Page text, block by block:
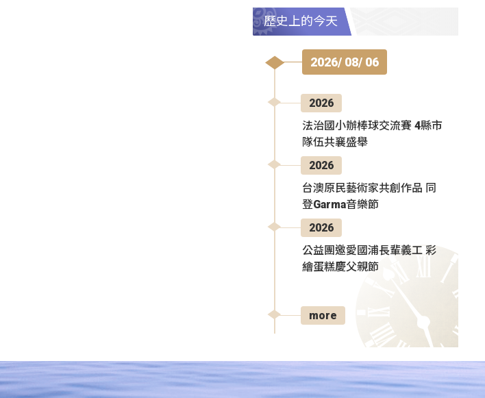
歷史上的今天
2026/ 08/ 06
2026
法治國小辦棒球交流賽 4縣市
隊伍共襄盛舉
2026
台澳原民藝術家共創作品 同
登Garma音樂節
2026
公益團邀愛國浦長輩義工 彩
繪蛋糕慶父親節
more